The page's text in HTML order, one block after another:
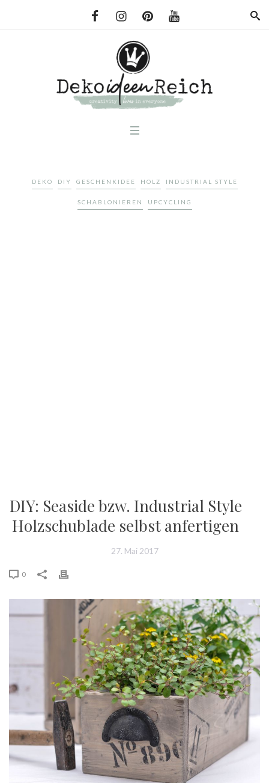
DEKO DIY GESCHENKIDEE HOLZ INDUSTRIAL STYLE
SCHABLONIEREN UPCYCLING
DIY: Seaside bzw. Industrial Style
Holzschublade selbst anfertigen
27. Mai 2017
0